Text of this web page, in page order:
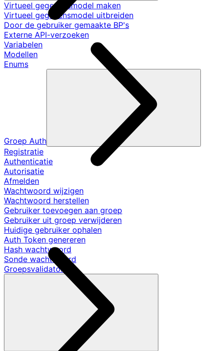
Virtueel gegevensmodel maken
Virtueel gegevensmodel uitbreiden
Door de gebruiker gemaakte BP's
Externe API-verzoeken
Variabelen
Modellen
Enums
Groep Auth
Registratie
Authenticatie
Autorisatie
Afmelden
Wachtwoord wijzigen
Wachtwoord herstellen
Gebruiker toevoegen aan groep
Gebruiker uit groep verwijderen
Huidige gebruiker ophalen
Auth Token genereren
Hash wachtwoord
Sonde wachtwoord
Groepsvalidators